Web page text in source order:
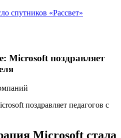
спутников «Рассвет»
Microsoft поздравляет
Microsoft стала